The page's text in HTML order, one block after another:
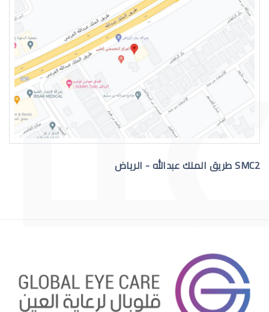
رقم دكتور عيون للاستشاره
افضل دكتور عيون اطفال بالرياض
SMC2 طريق الملك عبدالله - الرياض